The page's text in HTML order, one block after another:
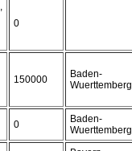
0
150000
Baden-
Wuerttemberg
0
Baden-
Wuerttemberg